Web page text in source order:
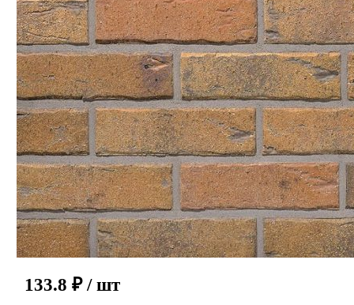
133.8 ₽ / шт